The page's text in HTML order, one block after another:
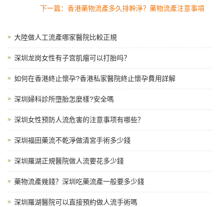
下一篇：香港藥物流產多久排幹淨？藥物流產注意事項
大陸做人工流產哪家醫院比較正規
深圳龙岗女性有子宫肌瘤可以打胎吗？
如何在香港終止懷孕?香港私家醫院終止懷孕費用詳解
深圳婦科診所墮胎怎麼樣?安全嗎
深圳女性预防人流危害的注意事项有哪些？
深圳福田藥流不乾淨做清宮手術多少錢
深圳羅湖正規醫院做人流要花多少錢
藥物流產幾錢？深圳吃藥流產一般要多少錢
深圳羅湖醫院可以直接預約做人流手術嗎